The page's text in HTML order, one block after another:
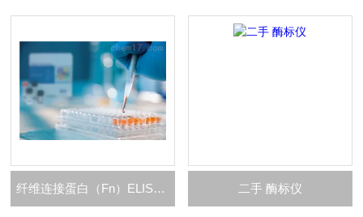
纤维连接蛋白（Fn）ELISA 试剂盒 二手 酶标仪